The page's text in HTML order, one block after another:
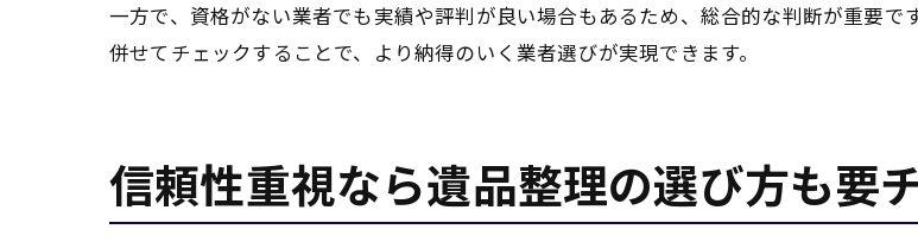
一方で、資格がない業者でも実績や評判が良い場合もあるため、総合的な判断が重要
併せてチェックすることで、より納得のいく業者選びが実現できます。
信頼性重視なら遺品整理の選び方も要